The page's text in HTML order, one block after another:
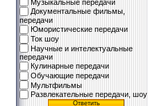
Музыкальные передачи
Документальные фильмы,
передачи
Юмористические передачи
Ток шоу
Научные и интелектуальные
передачи
Кулинарные передачи
Обучающие передачи
Мультфильмы
Развлекательные передачи, шоу